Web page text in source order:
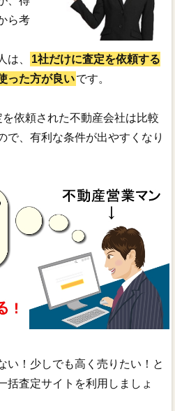
ら考
は、
1社だけに査定を依頼する
った方が良いです。
依頼された不動産会社は比較
で、有利な条件が出やすくなり
い！少しでも高く売りたい！と
括査定サイトを利用しましょ